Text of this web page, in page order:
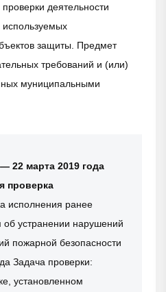
деятельности
используемых
защиты. Предмет
требований и (или)
муниципальными
22 марта 2019 года
проверка
исполнения ранее
об устранении нарушений
пожарной безопасности
Задача проверки:
установленном